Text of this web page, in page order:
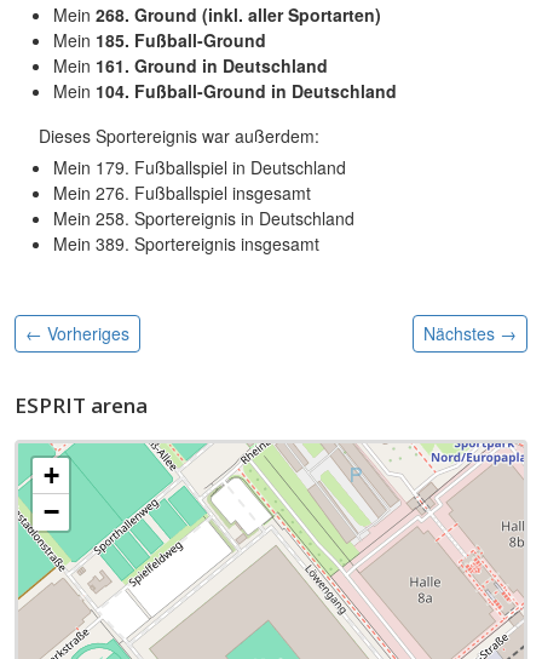
Mein 268. Ground (inkl. aller Sportarten)
Mein 185. Fußball-Ground
Mein 161. Ground in Deutschland
Mein 104. Fußball-Ground in Deutschland
Dieses Sportereignis war außerdem:
Mein 179. Fußballspiel in Deutschland
Mein 276. Fußballspiel insgesamt
Mein 258. Sportereignis in Deutschland
Mein 389. Sportereignis insgesamt
← Vorheriges Nächstes →
ESPRIT arena
+
−